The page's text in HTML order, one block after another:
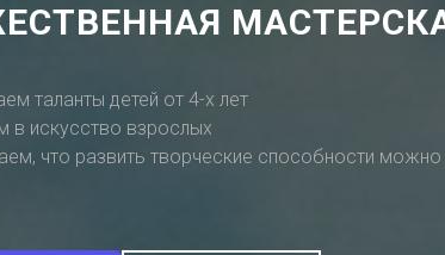
таланты детей от 4-х лет
в искусство взрослых
что развить творческие способности